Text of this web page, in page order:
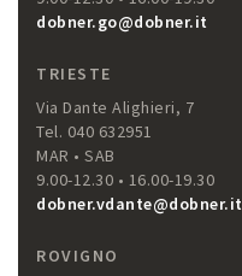
dobner.go@dobner.it
TRIESTE
Via Dante Alighieri, 7
Tel. 040 632951
MAR • SAB
9.00-12.30 • 16.00-19.30
dobner.vdante@dobner.it
ROVIGNO